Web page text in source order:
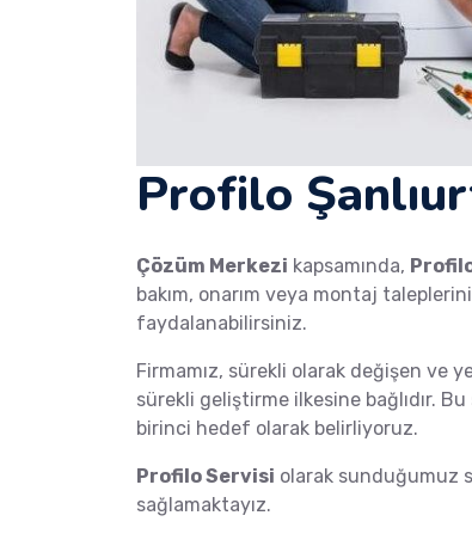
Profilo
Çözüm Merkezi kapsamında,
bakım, onarım veya montaj
faydalanabilirsiniz.
Firmamız, sürekli olarak değişen ve
sürekli geliştirme ilkesine bağlıdır.
birinci hedef olarak belirliyoruz.
Profilo Servisi olarak sunduğumuz
sağlamaktayız.